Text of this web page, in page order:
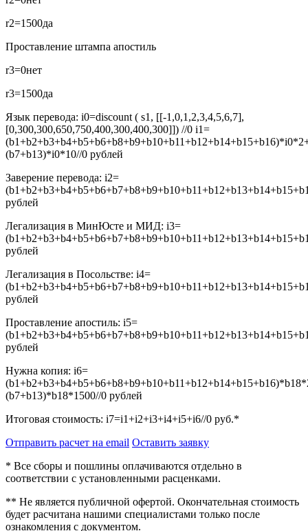
r2=1500да
Проставление штампа апостиль
r3=0нет
r3=1500да
Язык перевода: i0=discount ( s1, [[-1,0,1,2,3,4,5,6,7],
[0,300,300,650,750,400,300,400,300]]) //0 i1=
(b7+b13)*i0*10//0 рублей
Заверение перевода: i2=
рублей
Легализация в МинЮсте и МИД: i3=
рублей
Легализация в Посольстве: i4=
рублей
Проставление апостиль: i5=
рублей
Нужна копия: i6=
(b7+b13)*b18*1500//0 рублей
Итоговая стоимость: i7=i1+i2+i3+i4+i5+i6//0 руб.*
Отправить расчет на email Оставить заявку
* Все сборы и пошлины оплачиваются отдельно в
соответствии с установленными расценками.
** Не является публичной офертой. Окончательная стоимость
будет расчитана нашими специалистами только после
ознакомления с документом.